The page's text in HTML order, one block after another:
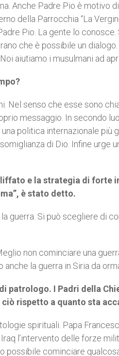
Anche Padre Pio è motivo
della Parrocchia “La
Pio. La gente lo
che è possibile un
aiutiamo i musulmani ad
Nel senso che esse sono
messaggio. In secondo
politica internazionale più
di Dio. Infine urge
e la strategia di forte
è stato detto.
guerra. Si può scegliere di
non cominciare una
la guerra in Siria da
patrologo. I Padri della
ciò rispetto a quanto sta
spirituali. Papa
l’intervento delle forze
cominciare